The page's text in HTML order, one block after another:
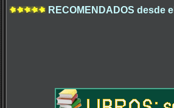
RECOMENDADOS desde